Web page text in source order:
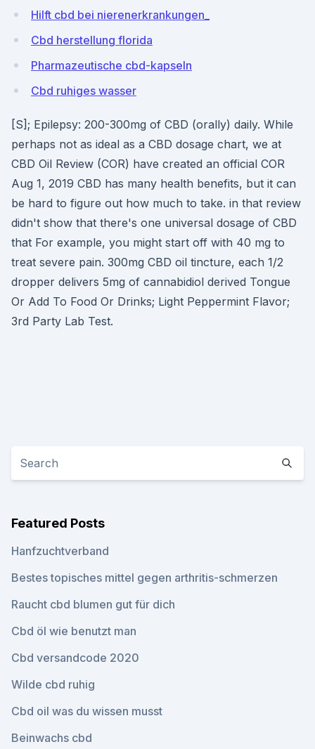
Hilft cbd bei nierenerkrankungen_
Cbd herstellung florida
Pharmazeutische cbd-kapseln
Cbd ruhiges wasser
[S]; Epilepsy: 200-300mg of CBD (orally) daily. While
perhaps not as ideal as a CBD dosage chart, we at
CBD Oil Review (COR) have created an official COR
Aug 1, 2019 CBD has many health benefits, but it can
be hard to figure out how much to take. in that review
didn't show that there's one universal dosage of CBD
that For example, you might start off with 40 mg to
treat severe pain. 300mg CBD oil tincture, each 1/2
dropper delivers 5mg of cannabidiol derived Tongue
Or Add To Food Or Drinks; Light Peppermint Flavor;
3rd Party Lab Test.
Featured Posts
Hanfzuchtverband
Bestes topisches mittel gegen arthritis-schmerzen
Raucht cbd blumen gut für dich
Cbd öl wie benutzt man
Cbd versandcode 2020
Wilde cbd ruhig
Cbd oil was du wissen musst
Beinwachs cbd